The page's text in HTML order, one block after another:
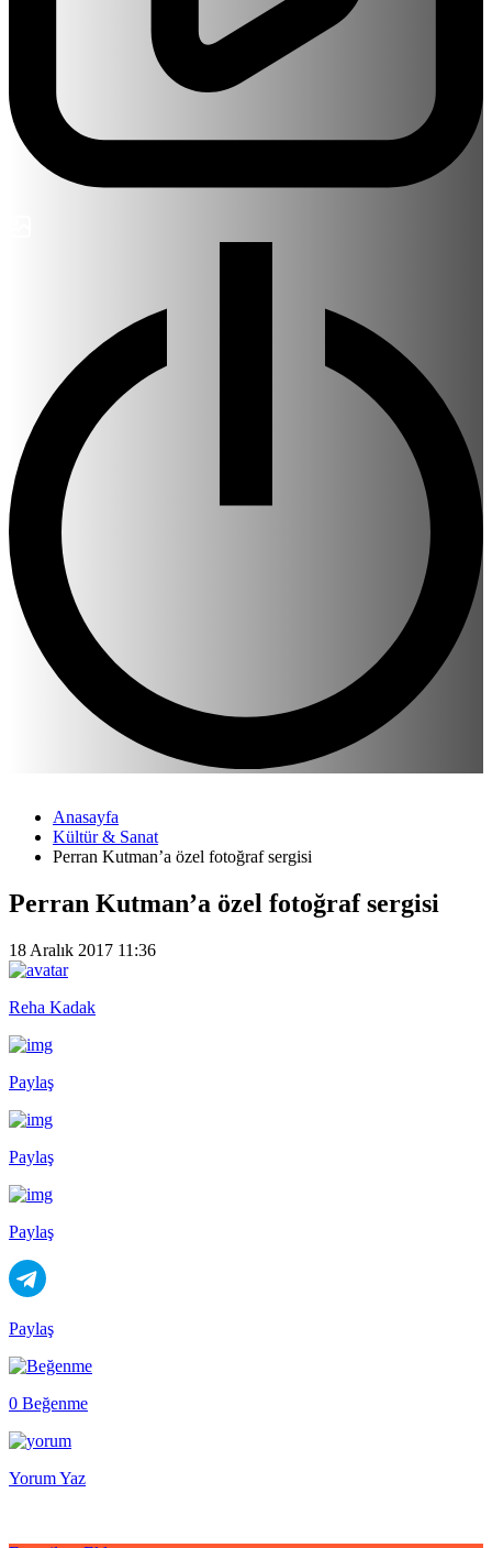
Anasayfa
Kültür & Sanat
Perran Kutman’a özel fotoğraf sergisi
Perran Kutman’a özel fotoğraf sergisi
18 Aralık 2017 11:36
Reha Kadak
Paylaş
Paylaş
Paylaş
Paylaş
0 Beğenme
Yorum Yaz